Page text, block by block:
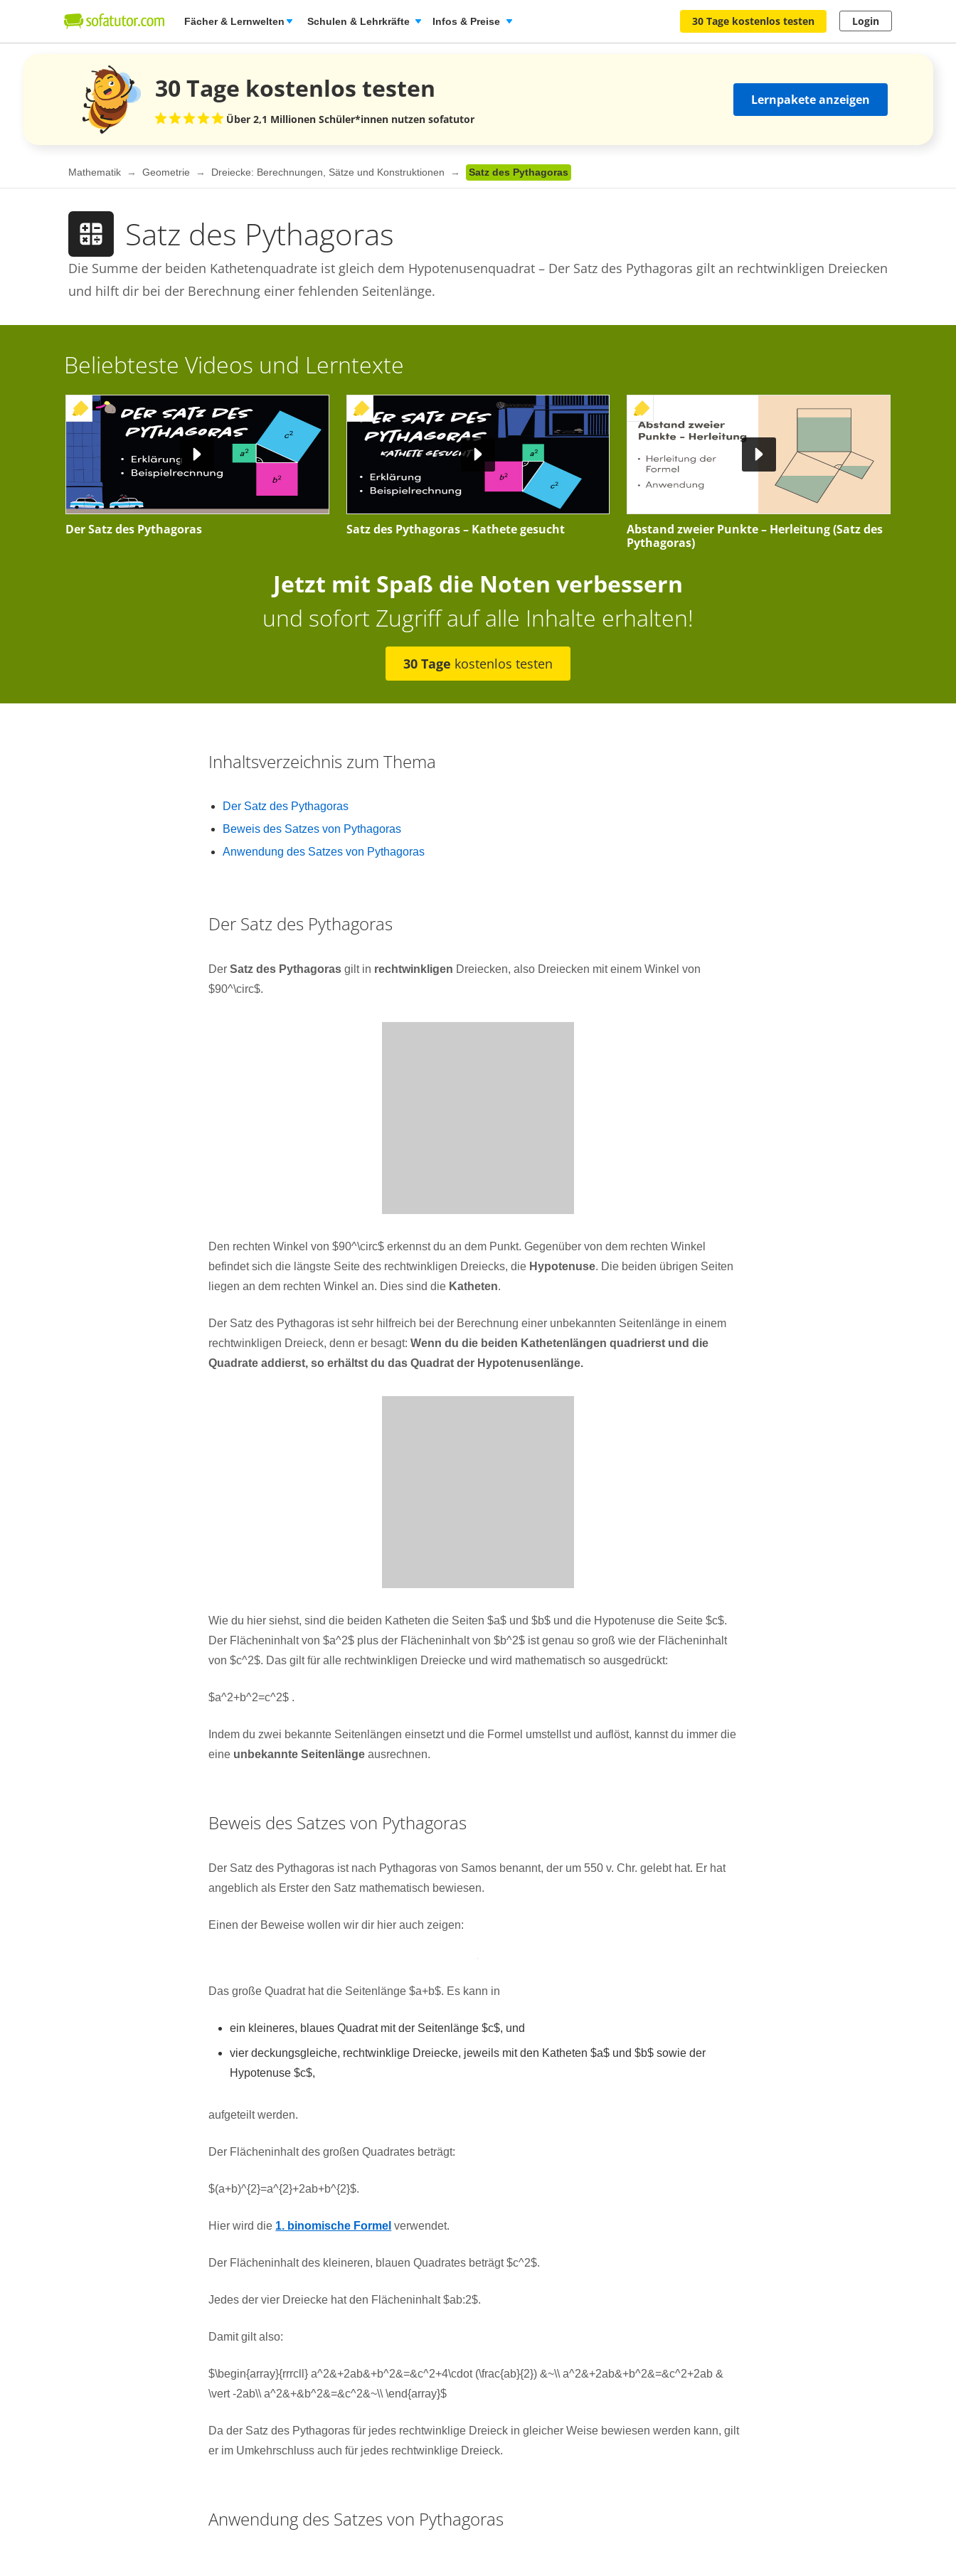
Fächer & Lernwelten Schulen & Lehrkräfte Infos & Preise 30 Tage kostenlos testen Login
30 Tage kostenlos testen
Über 2,1 Millionen Schüler*innen nutzen sofatutor
Lernpakete anzeigen
Mathematik Geometrie Dreiecke: Berechnungen, Sätze und Konstruktionen Satz des Pythagoras
Satz des Pythagoras
Die Summe der beiden Kathetenquadrate ist gleich dem Hypotenusenquadrat – Der Satz des Pythagoras gilt an rechtwinkligen Dreiecken
und hilft dir bei der Berechnung einer fehlenden Seitenlänge.
Beliebteste Videos und Lerntexte
+ INTERAKTIVE ÜBUNG
Der Satz des Pythagoras
+ INTERAKTIVE ÜBUNG
Satz des Pythagoras – Kathete gesucht
Abstand zweier Punkte – Herleitung (Satz des
Pythagoras)
Jetzt mit Spaß die Noten verbessern
und sofort Zugriff auf alle Inhalte erhalten!
30 Tage kostenlos testen
Inhaltsverzeichnis zum Thema
Der Satz des Pythagoras
Beweis des Satzes von Pythagoras
Anwendung des Satzes von Pythagoras
Der Satz des Pythagoras
DerSatz des Pythagoras gilt in rechtwinkligen Dreiecken, also Dreiecken mit einem Winkel von
$90^\circ$.
Den rechten Winkel von $90^\circ$ erkennst du an dem Punkt. Gegenüber von dem rechten Winkel
befindet sich die längste Seite des rechtwinkligen Dreiecks, die Hypotenuse. Die beiden übrigen Seiten
liegen an dem rechten Winkel an. Dies sind die Katheten.
Der Satz des Pythagoras ist sehr hilfreich bei der Berechnung einer unbekannten Seitenlänge in einem
rechtwinkligen Dreieck, denn er besagt:Wenn du die beiden Kathetenlängen quadrierst und die
Quadrate addierst, so erhältst du das Quadrat der Hypotenusenlänge.
Wie du hier siehst, sind die beiden Katheten die Seiten $a$ und $b$ und die Hypotenuse die Seite $c$.
Der Flächeninhalt von $a^2$ plus der Flächeninhalt von $b^2$ ist genau so groß wie der Flächeninhalt
von $c^2$. Das gilt für alle rechtwinkligen Dreiecke und wird mathematisch so ausgedrückt:
$a^2+b^2=c^2$ .
Indem du zwei bekannte Seitenlängen einsetzt und die Formel umstellst und auflöst, kannst du immer die
eine unbekannte Seitenlänge ausrechnen.
Beweis des Satzes von Pythagoras
Der Satz des Pythagoras ist nach Pythagoras von Samos benannt, der um 550 v. Chr. gelebt hat. Er hat
angeblich als Erster den Satz mathematisch bewiesen.
Einen der Beweise wollen wir dir hier auch zeigen:
Das große Quadrat hat die Seitenlänge $a+b$. Es kann in
ein kleineres, blaues Quadrat mit der Seitenlänge $c$, und
vier deckungsgleiche, rechtwinklige Dreiecke, jeweils mit den Katheten $a$ und $b$ sowie der
Hypotenuse $c$,
aufgeteilt werden.
Der Flächeninhalt des großen Quadrates beträgt:
$(a+b)^{2}=a^{2}+2ab+b^{2}$.
Hier wird die 1. binomische Formel verwendet.
Der Flächeninhalt des kleineren, blauen Quadrates beträgt $c^2$.
Jedes der vier Dreiecke hat den Flächeninhalt $ab:2$.
Damit gilt also:
$\begin{array}{rrrcll} a^2&+2ab&+b^2&=&c^2+4\cdot (\frac{ab}{2}) &~\\ a^2&+2ab&+b^2&=&c^2+2ab &
\vert -2ab\\ a^2&+&b^2&=&c^2&~\\ \end{array}$
Da der Satz des Pythagoras für jedes rechtwinklige Dreieck in gleicher Weise bewiesen werden kann, gilt
er im Umkehrschluss auch für jedes rechtwinklige Dreieck.
Anwendung des Satzes von Pythagoras